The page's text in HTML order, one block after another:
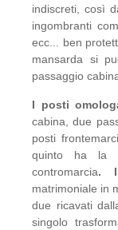
indiscreti, così
ingombranti
ecc... ben
mansarda si
passaggio
I posti
cabina, due
posti
quinto ha la
contromarcia. I
matrimoniale in
due ricavati
singolo